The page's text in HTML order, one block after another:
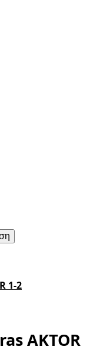
1-2
AKTOR